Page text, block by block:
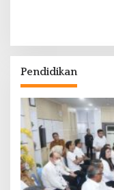
Pendidikan